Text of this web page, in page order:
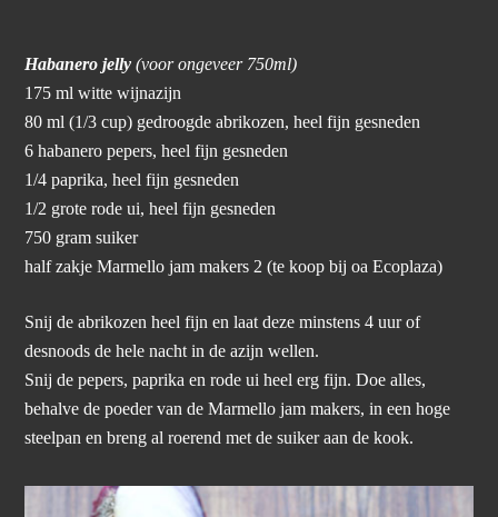
Habanero jelly (voor ongeveer 750ml)
175 ml witte wijnazijn
80 ml (1/3 cup) gedroogde abrikozen, heel fijn gesneden
6 habanero pepers, heel fijn gesneden
1/4 paprika, heel fijn gesneden
1/2 grote rode ui, heel fijn gesneden
750 gram suiker
half zakje Marmello jam makers 2 (te koop bij oa Ecoplaza)
Snij de abrikozen heel fijn en laat deze minstens 4 uur of
desnoods de hele nacht in de azijn wellen.
Snij de pepers, paprika en rode ui heel erg fijn. Doe alles,
behalve de poeder van de Marmello jam makers, in een hoge
steelpan en breng al roerend met de suiker aan de kook.